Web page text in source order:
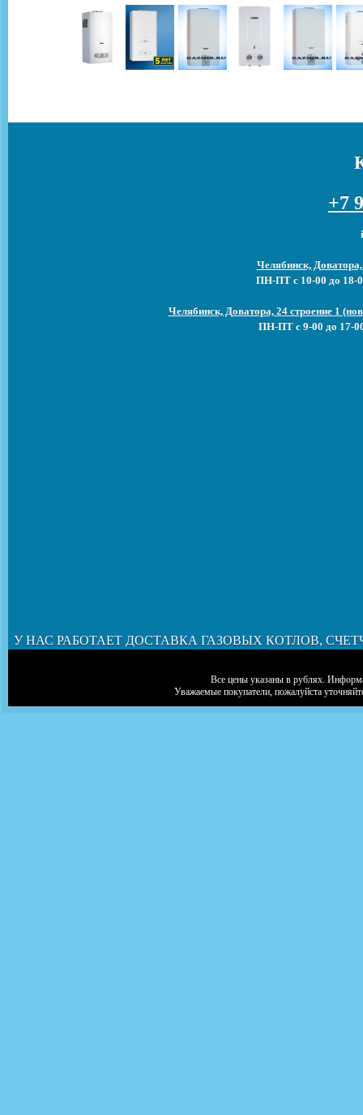
+7
Челябинск,
ПН-ПТ с 10-00 до 18-
Челябинск, Доватора, 24 строение 1
ПН-ПТ с 9-00 до 17-
У НАС РАБОТАЕТ ДОСТАВКА ГАЗОВЫХ КОТЛОВ,
Все цены указаны в рублях.
Уважаемые покупатели, пожалуйста